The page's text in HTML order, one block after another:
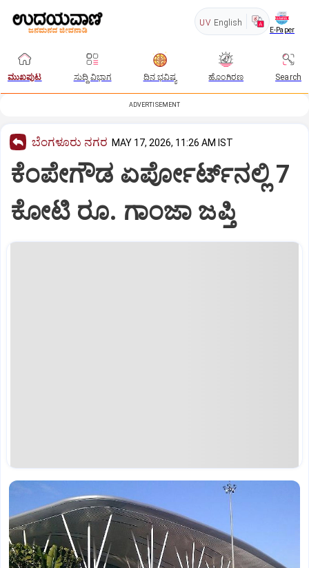
UV English
E-Paper
ಮುಖಪುಟ ಸುದ್ದಿ ವಿಭಾಗ ದಿನ ಭವಿಷ್ಯ ಹೊಂಗಿರಣ Search
ADVERTISEMENT
ಬೆಂಗಳೂರು ನಗರ MAY 17, 2026, 11:26 AM IST
ಕೆಂಪೇಗೌಡ ಏರ್ಪೋರ್ಟ್‌ನಲ್ಲಿ 7
ಕೋಟಿ ರೂ. ಗಾಂಜಾ ಜಪ್ತಿ